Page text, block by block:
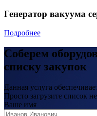
Генератор вакуума
Подробнее
Соберем
списку закупок
Данная услуга
Просто загрузите список
Ваше имя